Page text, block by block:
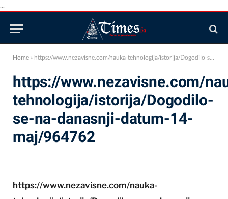
...
Home » https://www.nezavisne.com/nauka-tehnologija/istorija/Dogodilo-se-na-danasnji-datum-14-maj/964762
https://www.nezavisne.com/
tehnologija/istorija/Dogodilo-
se-na-danasnji-datum-14-
maj/964762
https://www.nezavisne.com/nauka-